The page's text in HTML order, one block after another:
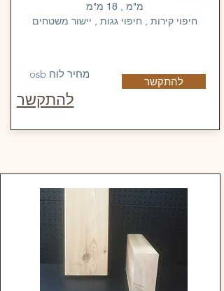
מ"מ , 18 מ"מ
חיפוי קירות , חיפוי גגות , יישור משטחים
מחיר לוח osb
להתקשר
להתקשר